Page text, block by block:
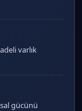
varlık
gücünü